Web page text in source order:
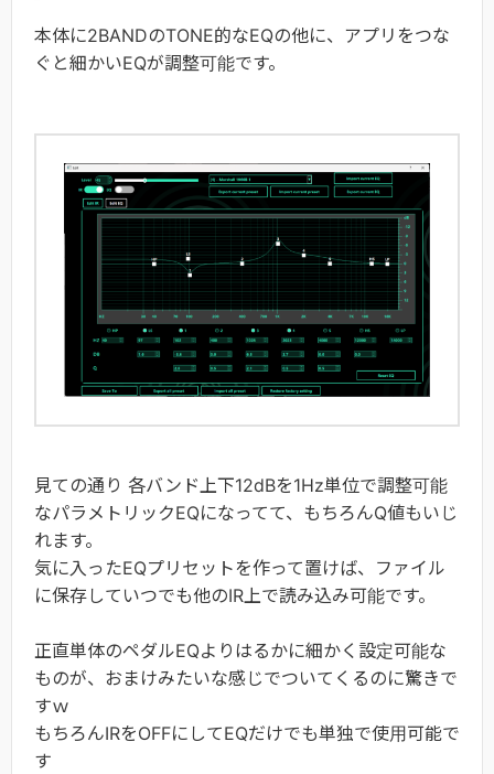
本体に2BANDのTONE的なEQの他に、アプリをつな
ぐと細かいEQが調整可能です。
見ての通り 各バンド上下12dBを1Hz単位で調整可能
なパラメトリックEQになってて、もちろんQ値もいじ
れます。
気に入ったEQプリセットを作って置けば、ファイル
に保存していつでも他のIR上で読み込み可能です。
正直単体のペダルEQよりはるかに細かく設定可能な
ものが、おまけみたいな感じでついてくるのに驚きで
すｗ
もちろんIRをOFFにしてEQだけでも単独で使用可能で
す